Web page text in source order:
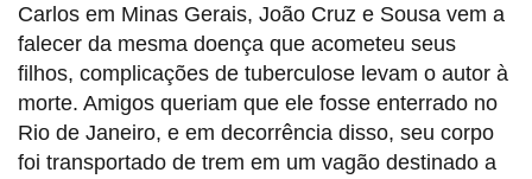
Carlos em Minas Gerais, João Cruz e Sousa vem a
falecer da mesma doença que acometeu seus
filhos, complicações de tuberculose levam o autor à
morte. Amigos queriam que ele fosse enterrado no
Rio de Janeiro, e em decorrência disso, seu corpo
foi transportado de trem em um vagão destinado a